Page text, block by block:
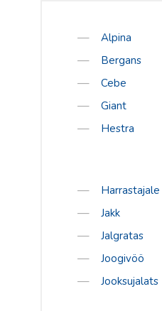
Alpina
Bergans
Cebe
Giant
Hestra
Harrastajale
Jakk
Jalgratas
Joogivöö
Jooksujalats
E-poe
Jalanõude